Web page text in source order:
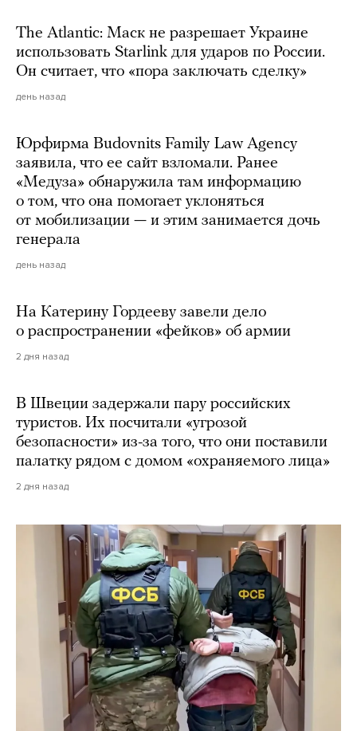
The Atlantic: Маск не разрешает Украине
использовать Starlink для ударов по России.
Он считает, что «пора заключать сделку»
день назад
Юрфирма Budovnits Family Law Agency
заявила, что ее сайт взломали. Ранее
«Медуза» обнаружила там информацию
о том, что она помогает уклоняться
от мобилизации — и этим занимается дочь
генерала
день назад
На Катерину Гордееву завели дело
о распространении «фейков» об армии
2 дня назад
В Швеции задержали пару российских
туристов. Их посчитали «угрозой
безопасности» из-за того, что они поставили
палатку рядом с домом «охраняемого лица»
2 дня назад